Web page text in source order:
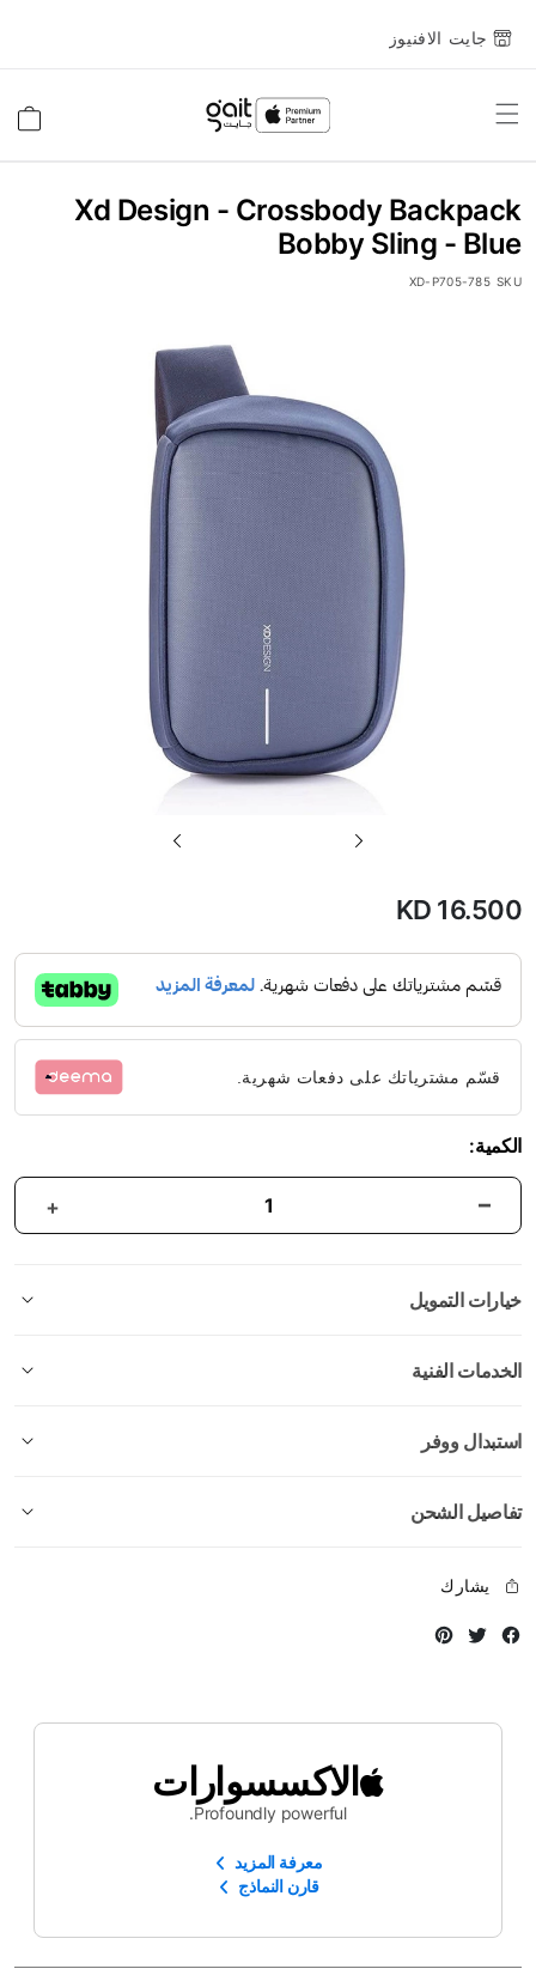
جايت الافنيوز
Toggle
Xd Design - Crossbody Backpack
Bobby Sling - Blue
SKU
XD-P705-785
معرض
KD 16.500
قسّم مشترياتك على دفعات شهرية.
الكمية:
خيارات التمويل
الخدمات الفنية
استبدال ووفر
تفاصيل الشحن
يشارك
Facebook
Twitter
الاكسسوارات
Profoundly powerful.
معرفة المزيد
قارن النماذج